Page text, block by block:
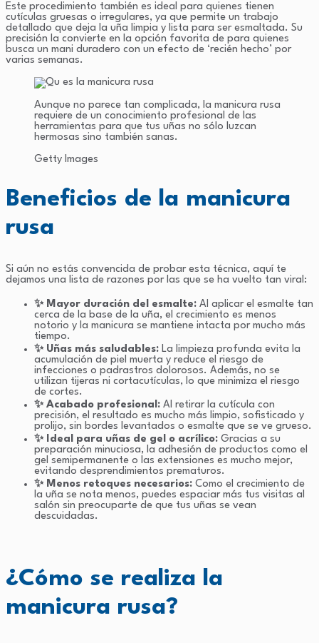
Este procedimiento también es ideal para quienes tienen
cutículas gruesas o irregulares, ya que permite un trabajo
detallado que deja la uña limpia y lista para ser esmaltada. Su
precisión la convierte en la opción favorita de para quienes
busca un mani duradero con un efecto de ‘recién hecho’ por
varias semanas.
Aunque no parece tan complicada, la manicura rusa
requiere de un conocimiento profesional de las
herramientas para que tus uñas no sólo luzcan
hermosas sino también sanas.
Getty Images
Beneficios de la manicura
rusa
Si aún no estás convencida de probar esta técnica, aquí te
dejamos una lista de razones por las que se ha vuelto tan viral:
✨ Mayor duración del esmalte: Al aplicar el esmalte tan
cerca de la base de la uña, el crecimiento es menos
notorio y la manicura se mantiene intacta por mucho más
tiempo.
✨ Uñas más saludables: La limpieza profunda evita la
acumulación de piel muerta y reduce el riesgo de
infecciones o padrastros dolorosos. Además, no se
utilizan tijeras ni cortacutículas, lo que minimiza el riesgo
de cortes.
✨ Acabado profesional: Al retirar la cutícula con
precisión, el resultado es mucho más limpio, sofisticado y
prolijo, sin bordes levantados o esmalte que se ve grueso.
✨ Ideal para uñas de gel o acrílico: Gracias a su
preparación minuciosa, la adhesión de productos como el
gel semipermanente o las extensiones es mucho mejor,
evitando desprendimientos prematuros.
✨ Menos retoques necesarios: Como el crecimiento de
la uña se nota menos, puedes espaciar más tus visitas al
salón sin preocuparte de que tus uñas se vean
descuidadas.
¿Cómo se realiza la
manicura rusa?